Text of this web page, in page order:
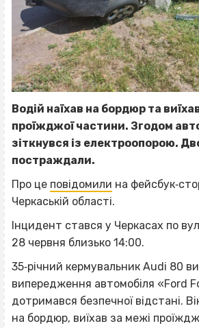
Водій наїхав на бордюр та
проїжджої частини. Згодом
зіткнувся із електроопорою.
постраждали.
Про це повідомили на
Черкаській області.
Інцидент стався у Черкасах по
28 червня близько 14:00.
35‐річний кермувальник Audi 80
випередження автомобіля «Ford
дотримався безпечної відстані.
на бордюр, виїхав за межі